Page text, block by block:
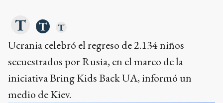
Ucrania celebró el regreso de 2.134 niños
secuestrados por Rusia, en el marco de la
iniciativa Bring Kids Back UA, informó un
medio de Kiev.